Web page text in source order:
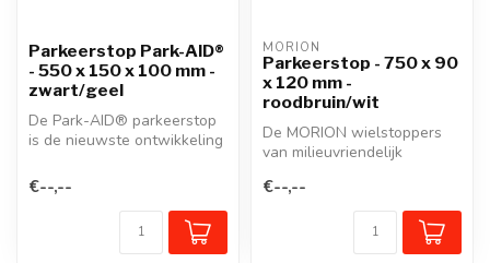
Parkeerstop Park-AID®
- 550 x 150 x 100 mm -
zwart/geel
De Park-AID® parkeerstop
is de nieuwste ontwikkeling
wielstop...
€--,--
MORION
Parkeerstop - 750 x 90
x 120 mm -
roodbruin/wit
De MORION wielstoppers
van milieuvriendelijk
een fron...
€--,--